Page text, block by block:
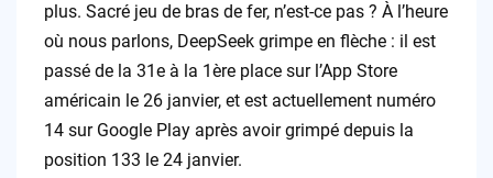
plus. Sacré jeu de bras de fer, n’est-ce pas ? À l’heure
où nous parlons, DeepSeek grimpe en flèche : il est
passé de la 31e à la 1ère place sur l’App Store
américain le 26 janvier, et est actuellement numéro
14 sur Google Play après avoir grimpé depuis la
position 133 le 24 janvier.